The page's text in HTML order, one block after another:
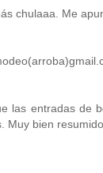
chulaaa. Me
las entradas de
Muy bien